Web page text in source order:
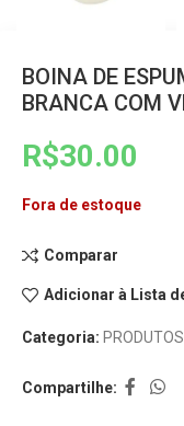
BOINA DE
BRANCA COM
R$30.00
Fora de estoque
Comparar
Adicionar à Lista
Categoria: PRODUTOS
Compartilhe: